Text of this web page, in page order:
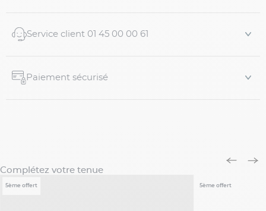
- Pur coton double Retor's super 100'S
-...
Service client 01 45 00 00 61
Paiement sécurisé
Complétez votre tenue
5ème offert 5ème offert